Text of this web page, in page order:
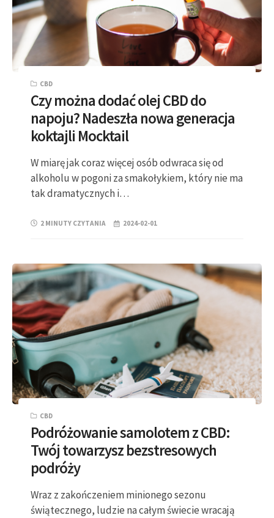
CBD
Czy można dodać olej CBD do
napoju? Nadeszła nowa generacja
koktajli Mocktail
W miarę jak coraz więcej osób odwraca się od
alkoholu w pogoni za smakołykiem, który nie ma
tak dramatycznych i…
2 MINUTY CZYTANIA 2024-02-01
CBD
Podróżowanie samolotem z CBD:
Twój towarzysz bezstresowych
podróży
Wraz z zakończeniem minionego sezonu
świątecznego, ludzie na całym świecie wracają